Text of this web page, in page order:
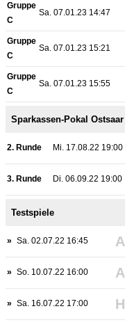
Gruppe
C
Sa. 07.01.23 14:47
Gruppe
C
Sa. 07.01.23 15:21
Gruppe
C
Sa. 07.01.23 15:55
Sparkassen-Pokal Ostsaar
2. Runde Mi. 17.08.22 19:00
3. Runde Di. 06.09.22 19:00
Testspiele
» Sa. 02.07.22 16:45 A
» So. 10.07.22 16:00 A
» Sa. 16.07.22 17:00 H